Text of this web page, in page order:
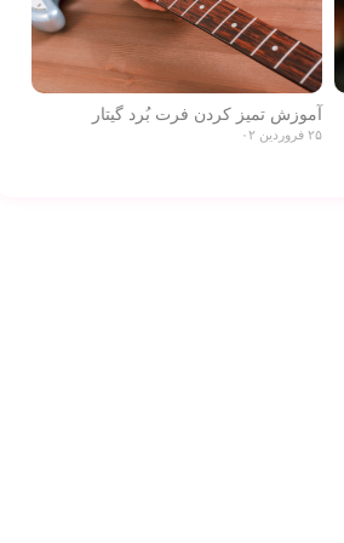
آموزش تمیز کردن فرت بُرد گیتار
۲۵ فروردین ۰۲